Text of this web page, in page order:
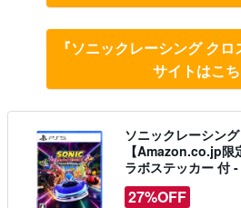
『ソニックレーシング ク
サイトはこ
ソニックレーシン
【Amazon.co.jp限
ラボステッカー 付
27%OFF